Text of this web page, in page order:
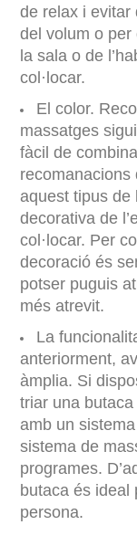
de relax i evitar
del volum o per
la sala o de
col·locar.
El color.
massatges
fàcil de
recomanacions
aquest tipus de
decorativa de
col·locar. Per
decoració és
potser puguis
més atrevit.
La
anteriorment,
àmplia. Si
triar una
amb un
sistema de
programes.
butaca és ideal
persona.